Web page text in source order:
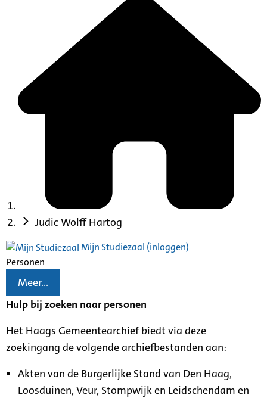
Judic Wolff Hartog
Mijn Studiezaal (inloggen)
Personen
Meer...
Hulp bij zoeken naar personen
Het Haags Gemeentearchief biedt via deze
zoekingang de volgende archiefbestanden aan:
Akten van de Burgerlijke Stand van Den Haag,
Loosduinen, Veur, Stompwijk en Leidschendam en